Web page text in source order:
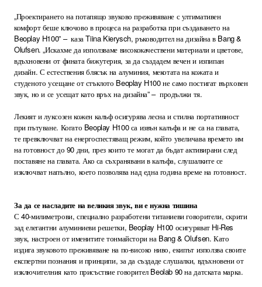
„Проектирането на потапящо звуково преживяване с ултимативен
комфорт беше ключово в процеса на разработка при създаването на
Beoplay H100” – каза Tiina Kierysch, ръководител на дизайна в Bang &
Olufsen. „Искахме да използваме висококачествени материали и цветове,
вдъхновени от фината бижутерия, за да създадем вечен и изпипан
дизайн. С естествения блясък на алуминия, мекотата на кожата и
студеното усещане от стъклото Beoplay H100 не само постигат върховен
звук, но и се усещат като връх на дизайна” – продължи тя.
Лекият и луксозен кожен калъф осигурява лесна и стилна портативност
при пътуване. Когато Beoplay H100 са извън калъфа и не са на главата,
те превключват на енергоспестяващ режим, който увеличава времето им
на готовност до 90 дни, през които те могат да бъдат активирани след
поставяне на главата. Ако са съхранявани в калъфа, слушалките се
изключват напълно, което позволява над една година време на готовност.
За да се насладите на великия звук, ви е нужна тишина
С 40-милиметрови, специално разработени титаниеви говорители, скрити
зад елегантни алуминиеви решетки, Beoplay H100 осигуряват Hi-Res
звук, настроен от именитите тонмайстори на Bang & Olufsen. Като
издига звуковото преживяване на по-високо ниво, екипът използва своите
експертни познания и принципи, за да създаде слушалки, вдъхновени от
изключителния като присъствие говорител Beolab 90 на датската марка.